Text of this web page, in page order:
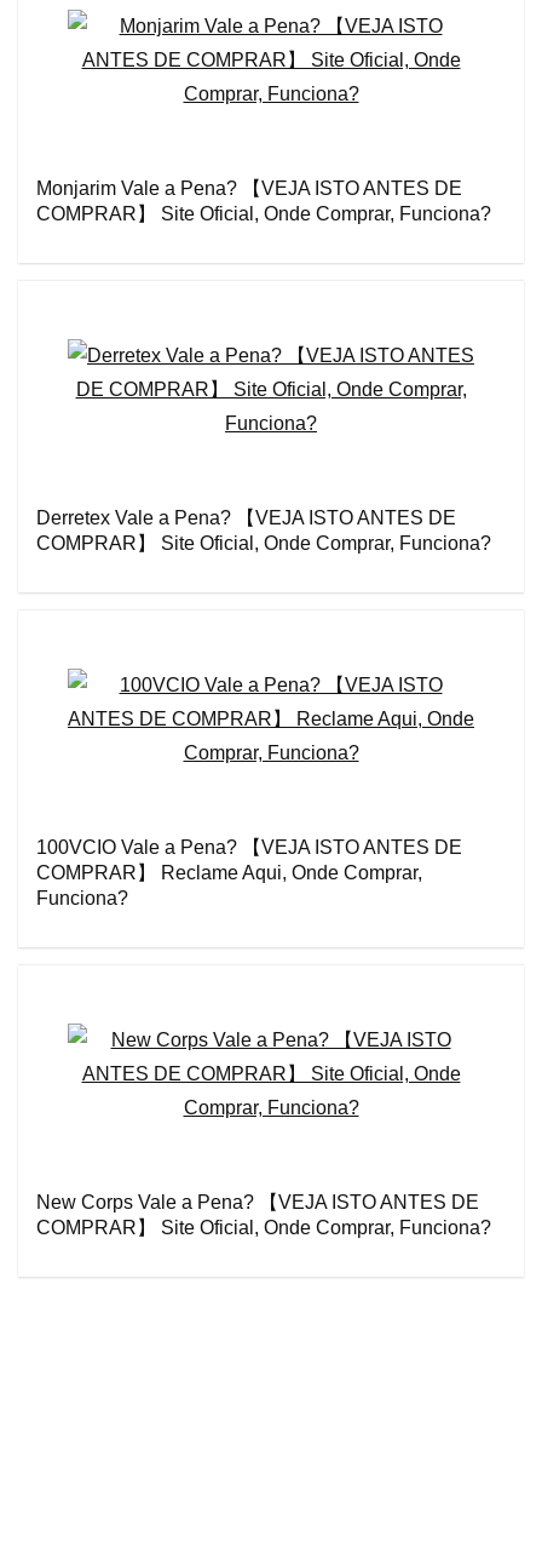
Monjarim Vale a Pena? 【VEJA ISTO ANTES DE
COMPRAR】 Site Oficial, Onde Comprar, Funciona?
Derretex Vale a Pena? 【VEJA ISTO ANTES DE
COMPRAR】 Site Oficial, Onde Comprar, Funciona?
100VCIO Vale a Pena? 【VEJA ISTO ANTES DE
COMPRAR】 Reclame Aqui, Onde Comprar,
Funciona?
New Corps Vale a Pena? 【VEJA ISTO ANTES DE
COMPRAR】 Site Oficial, Onde Comprar, Funciona?